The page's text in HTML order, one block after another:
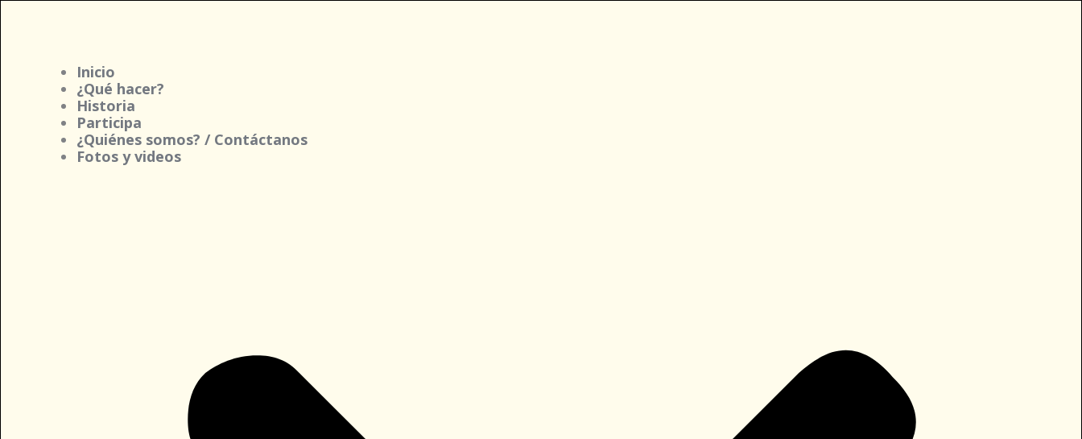
Inicio
¿Qué hacer?
Historia
Participa
¿Quiénes somos? / Contáctanos
Fotos y videos